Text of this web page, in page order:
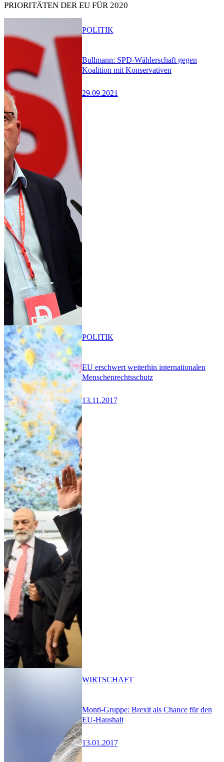
PRIORITÄTEN DER EU FÜR 2020
Bullmann: SPD-Wählerschaft gegen
Koalition mit Konservativen
29.09.2021
POLITIK
EU erschwert weiterhin internationalen
Menschenrechtsschutz
13.11.2017
POLITIK
Monti-Gruppe: Brexit als Chance für den
EU-Haushalt
13.01.2017
WIRTSCHAFT